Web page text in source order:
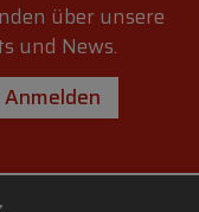
über unsere
und News.
Anmelden